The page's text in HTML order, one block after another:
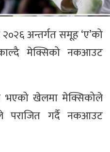
अन्तर्गत समूह ‘ए’को
मेक्सिको नकआउट
भएको खेलमा मेक्सिकोले
पराजित गर्दै नकआउट